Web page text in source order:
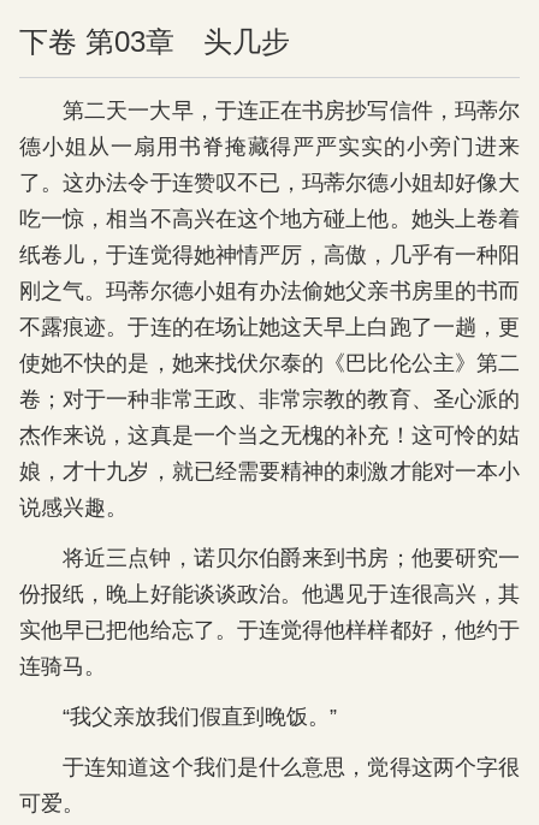
下卷 第03章 头几步
第二天一大早，于连正在书房抄写信件，玛蒂尔
德小姐从一扇用书脊掩藏得严严实实的小旁门进来
了。这办法令于连赞叹不已，玛蒂尔德小姐却好像大
吃一惊，相当不高兴在这个地方碰上他。她头上卷着
纸卷儿，于连觉得她神情严厉，高傲，几乎有一种阳
刚之气。玛蒂尔德小姐有办法偷她父亲书房里的书而
不露痕迹。于连的在场让她这天早上白跑了一趟，更
使她不快的是，她来找伏尔泰的《巴比伦公主》第二
卷；对于一种非常王政、非常宗教的教育、圣心派的
杰作来说，这真是一个当之无槐的补充！这可怜的姑
娘，才十九岁，就已经需要精神的刺激才能对一本小
说感兴趣。
将近三点钟，诺贝尔伯爵来到书房；他要研究一
份报纸，晚上好能谈谈政治。他遇见于连很高兴，其
实他早已把他给忘了。于连觉得他样样都好，他约于
连骑马。
“我父亲放我们假直到晚饭。”
于连知道这个我们是什么意思，觉得这两个字很
可爱。